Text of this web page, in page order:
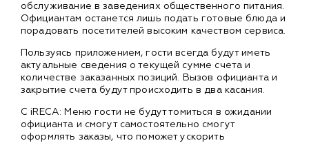
обслуживание в заведениях общественного питания.
Официантам останется лишь подать готовые блюда и
порадовать посетителей высоким качеством сервиса.
Пользуясь приложением, гости всегда будут иметь
актуальные сведения о текущей сумме счета и
количестве заказанных позиций. Вызов официанта и
закрытие счета будут происходить в два касания.
С iRECA: Меню гости не будут томиться в ожидании
официанта и смогут самостоятельно смогут
оформлять заказы, что поможет ускорить